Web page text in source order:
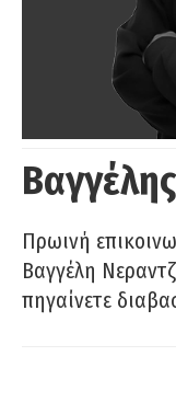
Πρωινή
Βαγγέλη
πηγαίνετε